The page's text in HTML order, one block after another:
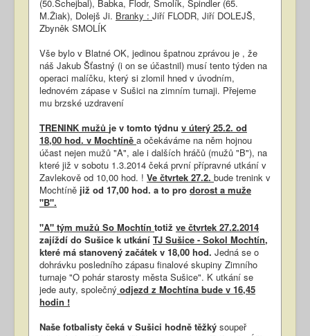
(50.Schejbal), Babka, Flodr, Smolík, Špindler (65.
M.Žiak), Dolejš Ji. Branky : Jiří FLODR, Jiří DOLEJŠ,
Zbyněk SMOLÍK
Vše bylo v Blatné OK, jedinou špatnou zprávou je , že
náš Jakub Šťastný (i on se účastnil) musí tento týden na
operaci malíčku, který si zlomil hned v úvodním,
lednovém zápase v Sušici na zimním turnaji. Přejeme
mu brzské uzdravení
TRENINK mužů je v tomto týdnu v úterý 25.2. od
18,00 hod. v Mochtíně a očekáváme na něm hojnou
účast nejen mužů "A", ale i dalších hráčů (mužů "B"), na
které již v sobotu 1.3.2014 čeká první přípravné utkání v
Zavlekově od 10,00 hod. ! Ve čtvrtek 27.2. bude trenink v
Mochtíně již od 17,00 hod. a to pro dorost a muže
"B".
"A" tým mužů So Mochtín totiž ve čtvrtek 27.2.2014
zajíždí do Sušice k utkání TJ Sušice - Sokol Mochtín,
které má stanovený začátek v 18,00 hod. Jedná se o
dohrávku posledního zápasu finalové skupiny Zimního
turnaje "O pohár starosty města Sušice". K utkání se
jede auty, společný odjezd z Mochtína bude v 16,45
hodin !
Naše fotbalisty čeká v Sušici hodně těžký soupeř